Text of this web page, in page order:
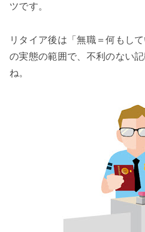
ツです。
リタイア後は「無職＝何もし
の実態の範囲で、不利のない
ね。